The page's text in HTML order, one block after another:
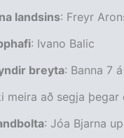
landsins: Freyr
: Ivano Balic
breyta: Banna 7
meira að segja þegar
: Jóa Bjarna